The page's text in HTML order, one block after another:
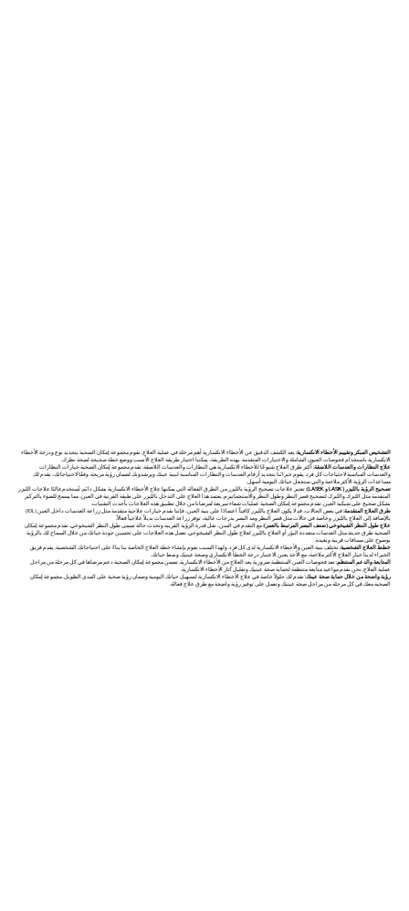
التشخيص المبكر وتقييم الأخطاء الانكسارية:يعد الكشف الدقيق عن الأخطاء الانكسارية أهم مرحلة في عملية العلاج. تقوم مجموعة إمكان الصحية بتحديد نوع ودرجة الأخطاء
الانكسارية باستخدام فحوصات العيون الشاملة والاختبارات المتقدمة. بهذه الطريقة، يمكننا اختيار طريقة العلاج الأنسب ووضع خطة صحيحة لصحة نظرك.
علاج النظارات والعدسات اللاصقة:أكثر طرق العلاج شيوعًا للأخطاء الانكسارية هي النظارات والعدسات اللاصقة. تقدم مجموعة إمكان الصحية خيارات النظارات
والعدسات المناسبة لاحتياجات كل فرد. يقوم خبرائنا بتحديد أرقام العدسات والنظارات المناسبة لبنية عينك ويرشدونك لضمان رؤية مريحة. وفقًا لاحتياجاتك، نقدم لك
مساعدات الرؤية الأكثر ملاءمة والتي ستجعل حياتك اليومية أسهل.
تصحيح الرؤية بالليزر (LASIK و LASEK):
تعتبر علاجات تصحيح الرؤية بالليزر من الطرق الفعالة التي يمكنها علاج الأخطاء الانكسارية بشكل دائم. تُستخدم غالبًا علاجات الليزر
المتقدمة مثل الليزك والليزك لتصحيح قصر النظر وطول النظر والاستجماتيزم. يعتمد هذا العلاج على التدخل بالليزر على طبقة القرنية في العين، مما يسمح للضوء بالتركيز
بشكل صحيح على شبكية العين. تقدم مجموعة إمكان الصحية عمليات شفاء سريعة لمرضانا من خلال تطبيق هذه العلاجات بأحدث التقنيات.
طرق العلاج المتقدمة:
في بعض الحالات، قد لا يكون العلاج بالليزر كافياً. اعتمادًا على بنية العين، فإننا نقدم خيارات علاجية متقدمة مثل زراعة العدسات داخل العين (IOL)
بالإضافة إلى العلاج بالليزر. وخاصة في حالات مثل قصر النظر ومد البصر بدرجات عالية، توفر زراعة العدسات بديلاً علاجياً فعالاً.
علاج طول النظر الشيخوخي (ضعف البصر المرتبط بالعمر):مع التقدم في السن، تقل قدرة الرؤية القريبة وتحدث حالة تسمى طول النظر الشيخوخي. تقدم مجموعة إمكان
الصحية طرق حديثة مثل العدسات متعددة البؤر أو العلاج بالليزر لعلاج طول النظر الشيخوخي. تعمل هذه العلاجات على تحسين جودة حياتك من خلال السماح لك بالرؤية
بوضوح على مسافات قريبة وبعيدة.
خطط العلاج الشخصية:تختلف بنية العين والأخطاء الانكسارية لدى كل فرد. ولهذا السبب نقوم بإنشاء خطة العلاج الخاصة بنا بناءً على احتياجاتك الشخصية. يقدم فريق
الخبراء لدينا خيار العلاج الأكثر ملاءمة، مع الأخذ بعين الاعتبار درجة الخطأ الانكساري وصحة عينيك ونمط حياتك.
المتابعة والدعم المنتظم:تعد فحوصات العين المنتظمة ضرورية بعد العلاج من الأخطاء الانكسارية. تضمن مجموعة إمكان الصحية دعم مرضاها في كل مرحلة من مراحل
عملية العلاج. نحن نقدم مواعيد متابعة منتظمة لحماية صحة عينيك وتقليل آثار الأخطاء الانكسارية.
رؤية واضحة من خلال حماية صحة عينك:نقدم لك حلولاً خاصة في علاج الأخطاء الانكسارية لتسهيل حياتك اليومية وضمان رؤية صحية على المدى الطويل. مجموعة إمكان
الصحية معك في كل مرحلة من مراحل صحة عينيك وتعمل على توفير رؤية واضحة مع طرق علاج فعالة.